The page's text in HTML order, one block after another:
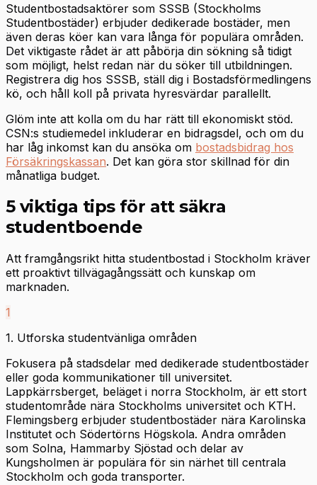
Studentbostadsaktörer som SSSB (Stockholms
Studentbostäder) erbjuder dedikerade bostäder, men
även deras köer kan vara långa för populära områden.
Det viktigaste rådet är att påbörja din sökning så tidigt
som möjligt, helst redan när du söker till utbildningen.
Registrera dig hos SSSB, ställ dig i Bostadsförmedlingens
kö, och håll koll på privata hyresvärdar parallellt.
Glöm inte att kolla om du har rätt till ekonomiskt stöd.
CSN:s studiemedel inkluderar en bidragsdel, och om du
har låg inkomst kan du ansöka om bostadsbidrag hos
Försäkringskassan. Det kan göra stor skillnad för din
månatliga budget.
5 viktiga tips för att säkra
studentboende
Att framgångsrikt hitta studentbostad i Stockholm kräver
ett proaktivt tillvägagångssätt och kunskap om
marknaden.
1
1. Utforska studentvänliga områden
Fokusera på stadsdelar med dedikerade studentbostäder
eller goda kommunikationer till universitet.
Lappkärrsberget, beläget i norra Stockholm, är ett stort
studentområde nära Stockholms universitet och KTH.
Flemingsberg erbjuder studentbostäder nära Karolinska
Institutet och Södertörns Högskola. Andra områden
som Solna, Hammarby Sjöstad och delar av
Kungsholmen är populära för sin närhet till centrala
Stockholm och goda transporter.